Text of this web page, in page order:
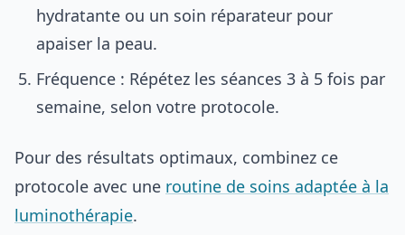
hydratante ou un soin réparateur pour
apaiser la peau.
Fréquence : Répétez les séances 3 à 5 fois par
semaine, selon votre protocole.
Pour des résultats optimaux, combinez ce
protocole avec une routine de soins adaptée à la
luminothérapie.